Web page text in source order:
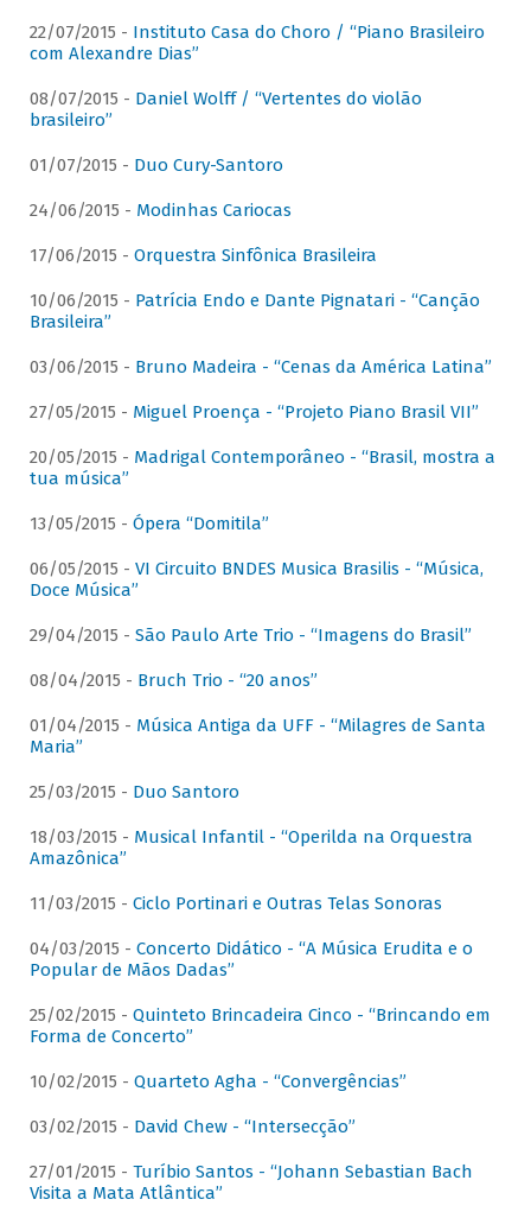
22/07/2015 - Instituto Casa do Choro / “Piano Brasileiro
com Alexandre Dias”
08/07/2015 - Daniel Wolff / “Vertentes do violão
brasileiro”
01/07/2015 - Duo Cury-Santoro
24/06/2015 - Modinhas Cariocas
17/06/2015 - Orquestra Sinfônica Brasileira
10/06/2015 - Patrícia Endo e Dante Pignatari - “Canção
Brasileira”
03/06/2015 - Bruno Madeira - “Cenas da América Latina”
27/05/2015 - Miguel Proença - “Projeto Piano Brasil VII”
20/05/2015 - Madrigal Contemporâneo - “Brasil, mostra a
tua música”
13/05/2015 - Ópera “Domitila”
06/05/2015 - VI Circuito BNDES Musica Brasilis - “Música,
Doce Música”
29/04/2015 - São Paulo Arte Trio - “Imagens do Brasil”
08/04/2015 - Bruch Trio - “20 anos”
01/04/2015 - Música Antiga da UFF - “Milagres de Santa
Maria”
25/03/2015 - Duo Santoro
18/03/2015 - Musical Infantil - “Operilda na Orquestra
Amazônica”
11/03/2015 - Ciclo Portinari e Outras Telas Sonoras
04/03/2015 - Concerto Didático - “A Música Erudita e o
Popular de Mãos Dadas”
25/02/2015 - Quinteto Brincadeira Cinco - “Brincando em
Forma de Concerto”
10/02/2015 - Quarteto Agha - “Convergências”
03/02/2015 - David Chew - “Intersecção”
27/01/2015 - Turíbio Santos - “Johann Sebastian Bach
Visita a Mata Atlântica”